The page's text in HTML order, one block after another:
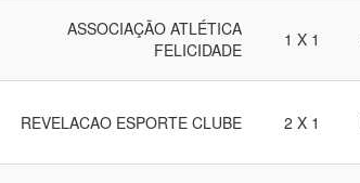
ASSOCIAÇÃO ATLÉTICA
FELICIDADE
1 X 1
REVELACAO ESPORTE CLUBE 2 X 1